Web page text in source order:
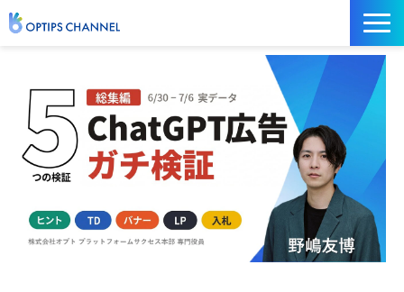
お役立ち資料
イベント
サービス／ツール